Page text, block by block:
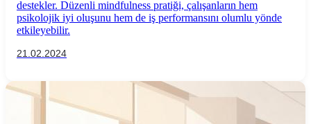
destekler. Düzenli mindfulness pratiği, çalışanların hem
psikolojik iyi oluşunu hem de iş performansını olumlu yönde
etkileyebilir.
21.02.2024